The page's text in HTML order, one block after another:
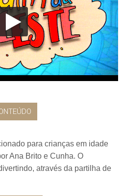
para crianças em idade
Ana Brito e Cunha. O
através da partilha de